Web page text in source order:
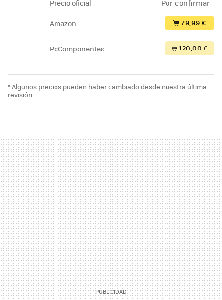
Precio oficial Por confirmar
Amazon 79,99 €
PcComponentes 120,00 €
* Algunos precios pueden haber cambiado desde nuestra última
revisión